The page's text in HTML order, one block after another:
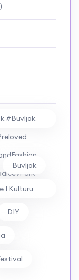
#Buvljak
Buvljak
I Kulturu
DIY